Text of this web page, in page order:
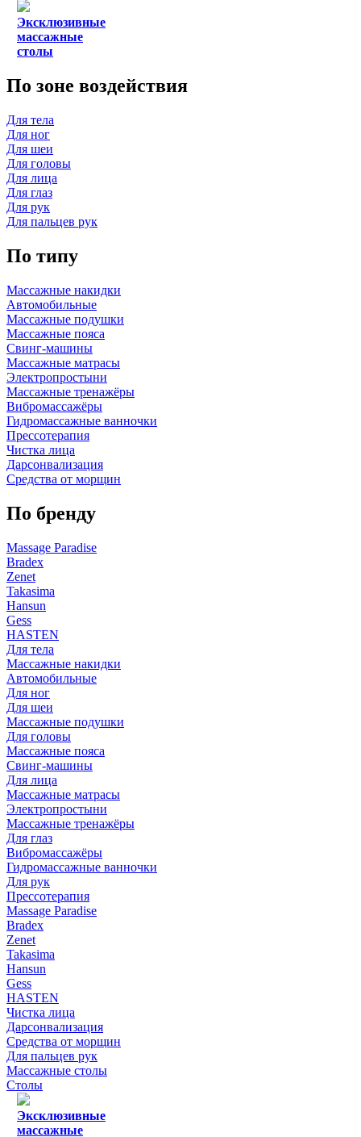
Эксклюзивные
массажные
столы
По зоне воздействия
Для тела
Для ног
Для шеи
Для головы
Для лица
Для глаз
Для рук
Для пальцев рук
По типу
Массажные накидки
Автомобильные
Массажные подушки
Массажные пояса
Свинг-машины
Массажные матрасы
Электропростыни
Массажные тренажёры
Вибромассажёры
Гидромассажные ванночки
Прессотерапия
Чистка лица
Дарсонвализация
Средства от морщин
По бренду
Massage Paradise
Bradex
Zenet
Takasima
Hansun
Gess
HASTEN
Для тела
Массажные накидки
Автомобильные
Для ног
Для шеи
Массажные подушки
Для головы
Массажные пояса
Свинг-машины
Для лица
Массажные матрасы
Электропростыни
Массажные тренажёры
Для глаз
Вибромассажёры
Гидромассажные ванночки
Для рук
Прессотерапия
Massage Paradise
Bradex
Zenet
Takasima
Hansun
Gess
HASTEN
Чистка лица
Дарсонвализация
Средства от морщин
Для пальцев рук
Массажные столы
Столы
Эксклюзивные
массажные